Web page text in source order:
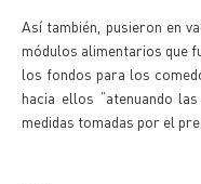
Así también, pusieron en
módulos alimentarios que
los fondos para los
hacia ellos “atenuando
medidas tomadas por el